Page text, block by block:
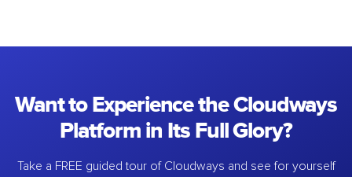
Want to Experience the Cloudways
Platform in Its Full Glory?
Take a FREE guided tour of Cloudways and see for yourself